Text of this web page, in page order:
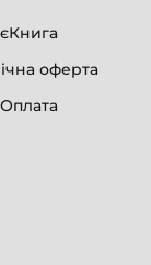
єКнига
оферта
Оплата